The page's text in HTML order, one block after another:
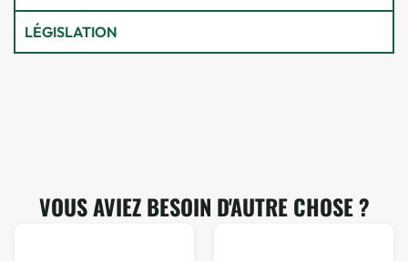
LÉGISLATION
VOUS AVIEZ BESOIN D'AUTRE CHOSE ?